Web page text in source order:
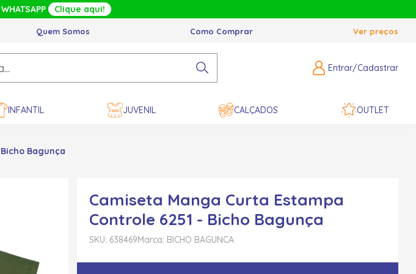
Clique aqui!
Quem Somos Como Comprar Ver preços
Entrar/Cadastrar
INFANTIL JUVENIL CALÇADOS OUTLET
Bagunça
Camiseta Manga Curta Estampa
Controle 6251 - Bicho Bagunça
SKU: 638469Marca: BICHO BAGUNCA